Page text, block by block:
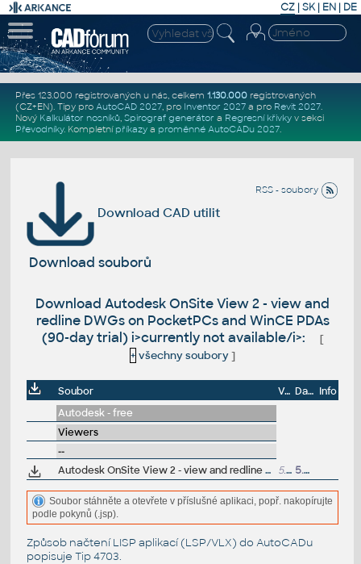
CZ | SK| EN | DE
Přes 123.000 registrovaných u nás, celkem 1.130.000registrovaných
(CZ+EN). Tipy pro AutoCAD 2027, pro Inventor 2027a pro Revit 2027.
Nový Kalkulátor nosníků, Spirograf generátor a Regresní křivkyv sekci
Převodníky. Kompletní příkazya proměnné AutoCADu 2027.
RSS - soubory
Download CAD utilit
Download souborů
Download Autodesk OnSite View 2 - view and
redline DWGs on PocketPCs and WinCE PDAs
(90-day trial) i>currently not available/i>:
[
+ všechny soubory]
Soubor Velikost Datum Info
Autodesk - free
Viewers
--
Autodesk OnSite View 2 - view and redline DWGs on PocketPCs and WinCE PDAs (90-day trial) 5.6MB 5.5.2002
Soubor stáhněte a otevřete v příslušné aplikaci, popř. nakopírujte
podle pokynů (.jsp).
Způsob načtení LISP aplikací (LSP/VLX) do AutoCADu
popisuje Tip 4703.